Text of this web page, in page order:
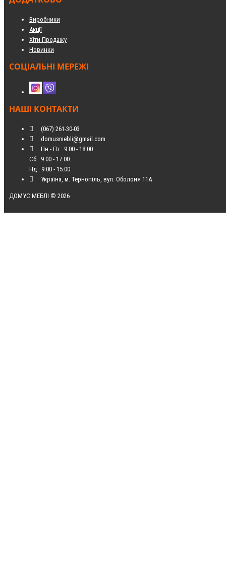
Виробники
Акції
Хіти Продажу
Новинки
СОЦІАЛЬНІ МЕРЕЖІ
НАШІ КОНТАКТИ
(067) 261-30-03
domusmebli@gmail.com
Пн - Пт : 9:00 - 18:00
Сб : 9:00 - 17:00
Нд : 9:00 - 15:00
Україна, м. Тернопіль, вул. Оболоня 11А
ДОМУС МЕБЛІ © 2026